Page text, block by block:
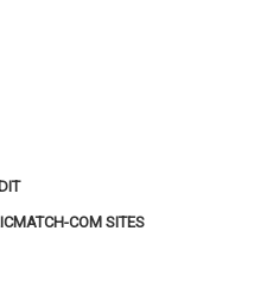
COM SITES